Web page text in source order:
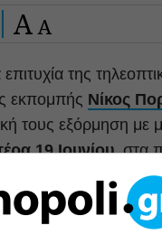
A A
της
εκπομπής Νίκος
τους εξόρμηση με
19 Ιουνίου,στα
χρόνια διαδρομής